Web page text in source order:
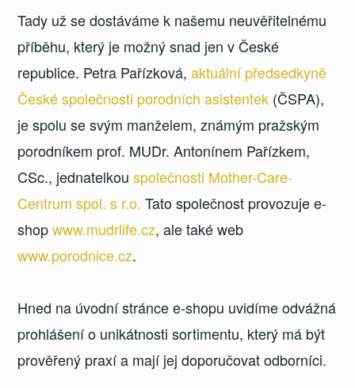
Tady už se dostáváme k našemu neuvěřitelnému
příběhu, který je možný snad jen v České
republice. Petra Pařízková,aktuální předsedkyně
České společnosti porodních asistentek (ČSPA),
je spolu se svým manželem, známým pražským
porodníkem prof. MUDr. Antonínem Pařízkem,
CSc., jednatelkouspolečnosti Mother-Care-
Centrum spol. s r.o. Tato společnost provozuje e-
shopwww.mudrlife.cz, ale také web
www.porodnice.cz.
Hned na úvodní stránce e-shopu uvidíme odvážná
prohlášení o unikátnosti sortimentu, který má být
prověřený praxí a mají jej doporučovat odborníci.